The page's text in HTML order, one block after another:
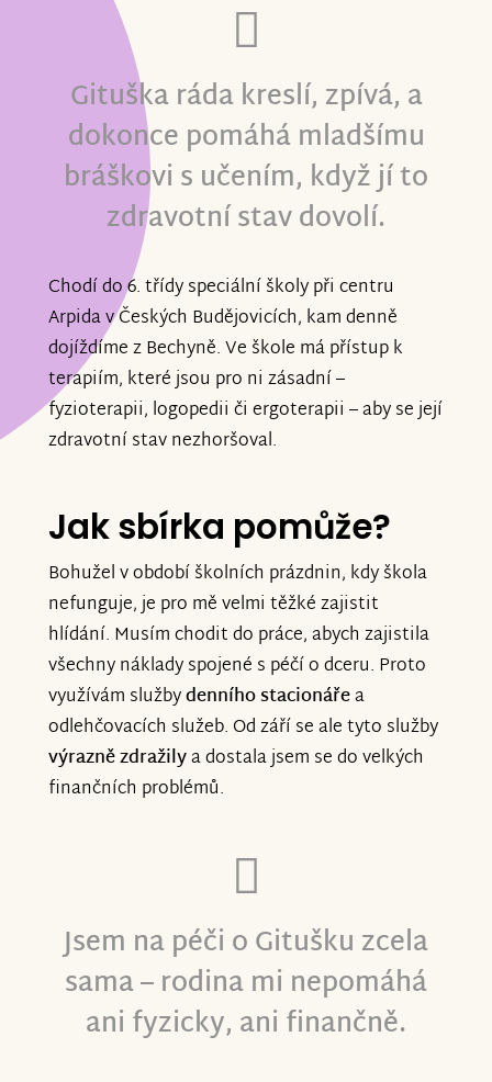
Gituška ráda kreslí, zpívá, a
dokonce pomáhá mladšímu
bráškovi s učením, když jí to
zdravotní stav dovolí.
Chodí do 6. třídy speciální školy při centru
Arpida v Českých Budějovicích, kam denně
dojíždíme z Bechyně. Ve škole má přístup k
terapiím, které jsou pro ni zásadní –
fyzioterapii, logopedii či ergoterapii – aby se její
zdravotní stav nezhoršoval.
Jak sbírka pomůže?
Bohužel v období školních prázdnin, kdy škola
nefunguje, je pro mě velmi těžké zajistit
hlídání. Musím chodit do práce, abych zajistila
všechny náklady spojené s péčí o dceru. Proto
využívám službydenního stacionářea
odlehčovacích služeb. Od září se ale tyto služby
výrazně zdražilya dostala jsem se do velkých
finančních problémů.
Jsem na péči o Gitušku zcela
sama – rodina mi nepomáhá
ani fyzicky, ani finančně.